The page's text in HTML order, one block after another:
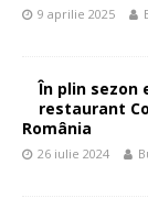
9 aprilie 2025
În plin sezon
restaurant
România
26 iulie 2024